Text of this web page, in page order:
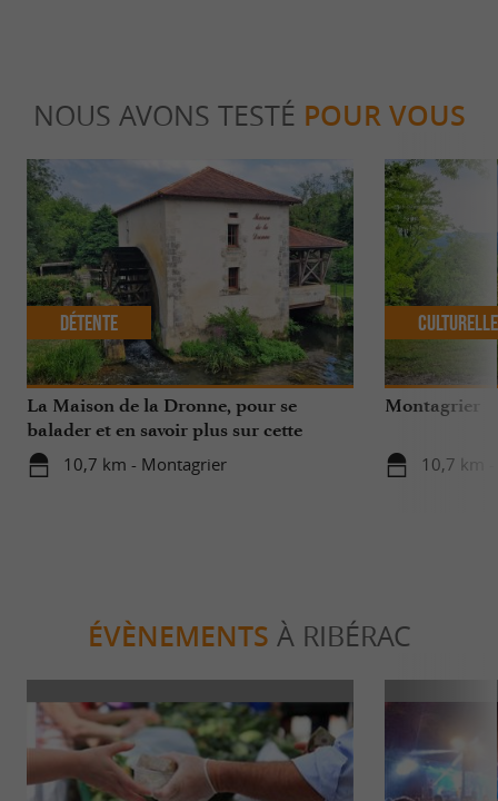
NOUS AVONS TESTÉ POUR VOUS
La Maison de la Dronne, pour se
balader et en savoir plus sur cette
rivière limpide
10,7 km - Montagrier
Détente
Montagrier
10,7 km
Culturelle
ÉVÈNEMENTS À RIBÉRAC